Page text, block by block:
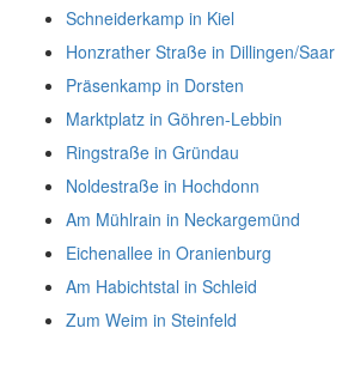
Schneiderkamp in Kiel
Honzrather Straße in Dillingen/Saar
Präsenkamp in Dorsten
Marktplatz in Göhren-Lebbin
Ringstraße in Gründau
Noldestraße in Hochdonn
Am Mühlrain in Neckargemünd
Eichenallee in Oranienburg
Am Habichtstal in Schleid
Zum Weim in Steinfeld